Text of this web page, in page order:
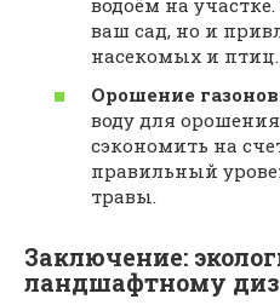
водоём на
ваш сад, но и
насекомых и птиц.
Орошение
воду для
сэкономить на
правильный
травы.
Заключение:
ландшафтному